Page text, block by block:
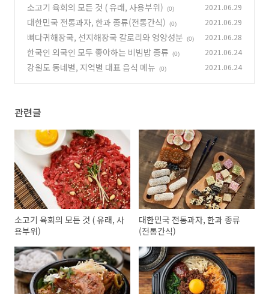
소고기 육회의 모든 것 ( 유래, 사용부위)
(0) 2021.06.29
대한민국 전통과자, 한과 종류(전통간식) (0) 2021.06.29
뼈다귀해장국, 선지해장국 칼로리와 영양성분 (0) 2021.06.28
한국인 외국인 모두 좋아하는 비빔밥 종류 (0) 2021.06.24
강원도 동네별, 지역별 대표 음식 메뉴 (0) 2021.06.24
관련글
소고기 육회의 모든 것 ( 유래, 사
용부위)
대한민국 전통과자, 한과 종류
(전통간식)